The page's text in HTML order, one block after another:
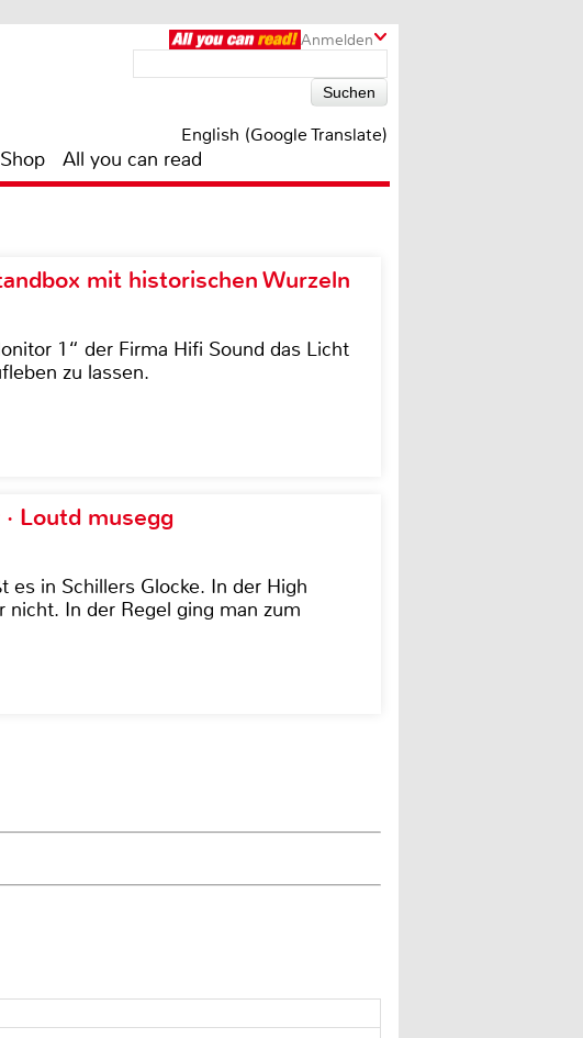
Anmelden
English (Google Translate)
Shop All you can read
mit historischen Wurzeln
1“ der Firma Hifi Sound das Licht
zu lassen.
Loutd musegg
in Schillers Glocke. In der High
In der Regel ging man zum